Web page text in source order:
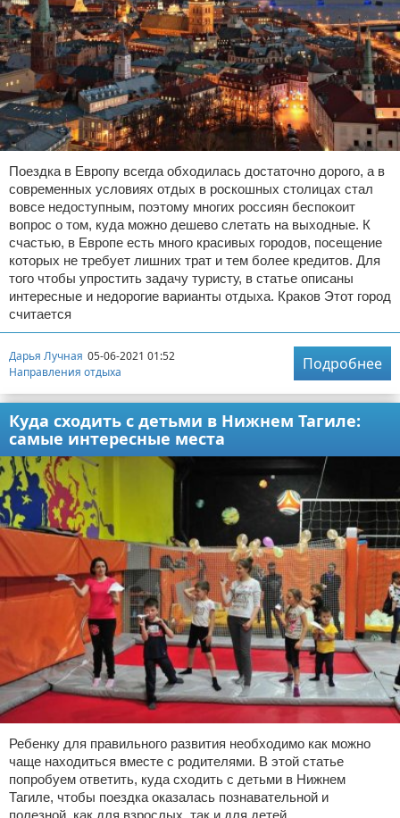
Поездка в Европу всегда обходилась достаточно дорого, а в
современных условиях отдых в роскошных столицах стал
вовсе недоступным, поэтому многих россиян беспокоит
вопрос о том, куда можно дешево слетать на выходные. К
счастью, в Европе есть много красивых городов, посещение
которых не требует лишних трат и тем более кредитов. Для
того чтобы упростить задачу туристу, в статье описаны
интересные и недорогие варианты отдыха. Краков Этот город
считается
Дарья Лучная 05-06-2021 01:52
Направления отдыха
Подробнее
Куда сходить с детьми в Нижнем Тагиле:
самые интересные места
Ребенку для правильного развития необходимо как можно
чаще находиться вместе с родителями. В этой статье
попробуем ответить, куда сходить с детьми в Нижнем
Тагиле, чтобы поездка оказалась познавательной и